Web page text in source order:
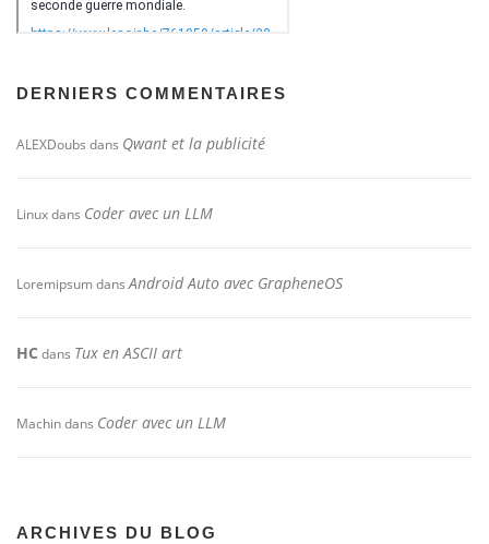
DERNIERS COMMENTAIRES
ALEXDoubs dans Qwant et la publicité
Linuxdans Coder avec un LLM
LoremipsumdansAndroid Auto avec GrapheneOS
HC dans Tux en ASCII art
Machindans Coder avec un LLM
ARCHIVES DU BLOG